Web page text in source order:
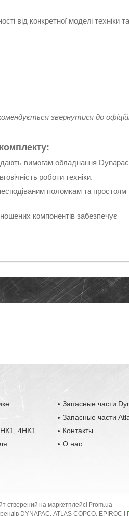
від конкретної моделі техніки та
звернутися до
вимогам обладнання
роботи техніки.
поломкам та простоям
компонентів забезпечує
4HK1
Запасные части
Запасные части
Контакты
О нас
створений на маркетплейсі Prom.ua